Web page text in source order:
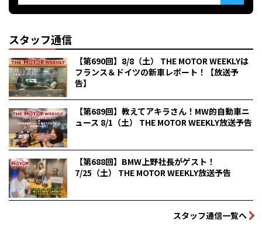
スタッフ通信
【第690回】8/8（土） THE MOTOR WEEKLYは
フランス＆ドイツの新車レポート！【放送予
告】
【第689回】教えてアキラさん！MW的自動車ニ
ュース 8/1（土） THE MOTOR WEEKLY放送予告
【第688回】BMW上野社長がゲスト！
7/25（土） THE MOTOR WEEKLY放送予告
スタッフ通信一覧へ